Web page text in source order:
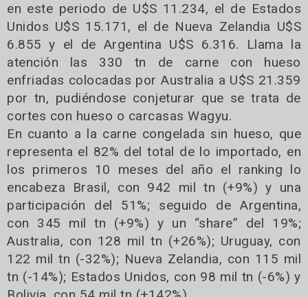
en este periodo de U$S 11.234, el de Estados
Unidos U$S 15.171, el de Nueva Zelandia U$S
6.855 y el de Argentina U$S 6.316. Llama la
atención las 330 tn de carne con hueso
enfriadas colocadas por Australia a U$S 21.359
por tn, pudiéndose conjeturar que se trata de
cortes con hueso o carcasas Wagyu.
En cuanto a la carne congelada sin hueso, que
representa el 82% del total de lo importado, en
los primeros 10 meses del año el ranking lo
encabeza Brasil, con 942 mil tn (+9%) y una
participación del 51%; seguido de Argentina,
con 345 mil tn (+9%) y un “share” del 19%;
Australia, con 128 mil tn (+26%); Uruguay, con
122 mil tn (-32%); Nueva Zelandia, con 115 mil
tn (-14%); Estados Unidos, con 98 mil tn (-6%) y